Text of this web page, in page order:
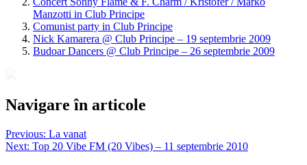
Manzotti in Club Principe
Comunist party in Club Principe
Nick Kamarera @ Club Principe – 19 septembrie 2009
Budoar Dancers @ Club Principe – 26 septembrie 2009
Navigare în articole
Previous: La vanat
Next: Top 20 Vibe FM (20 Vibes) – 11 septembrie 2010